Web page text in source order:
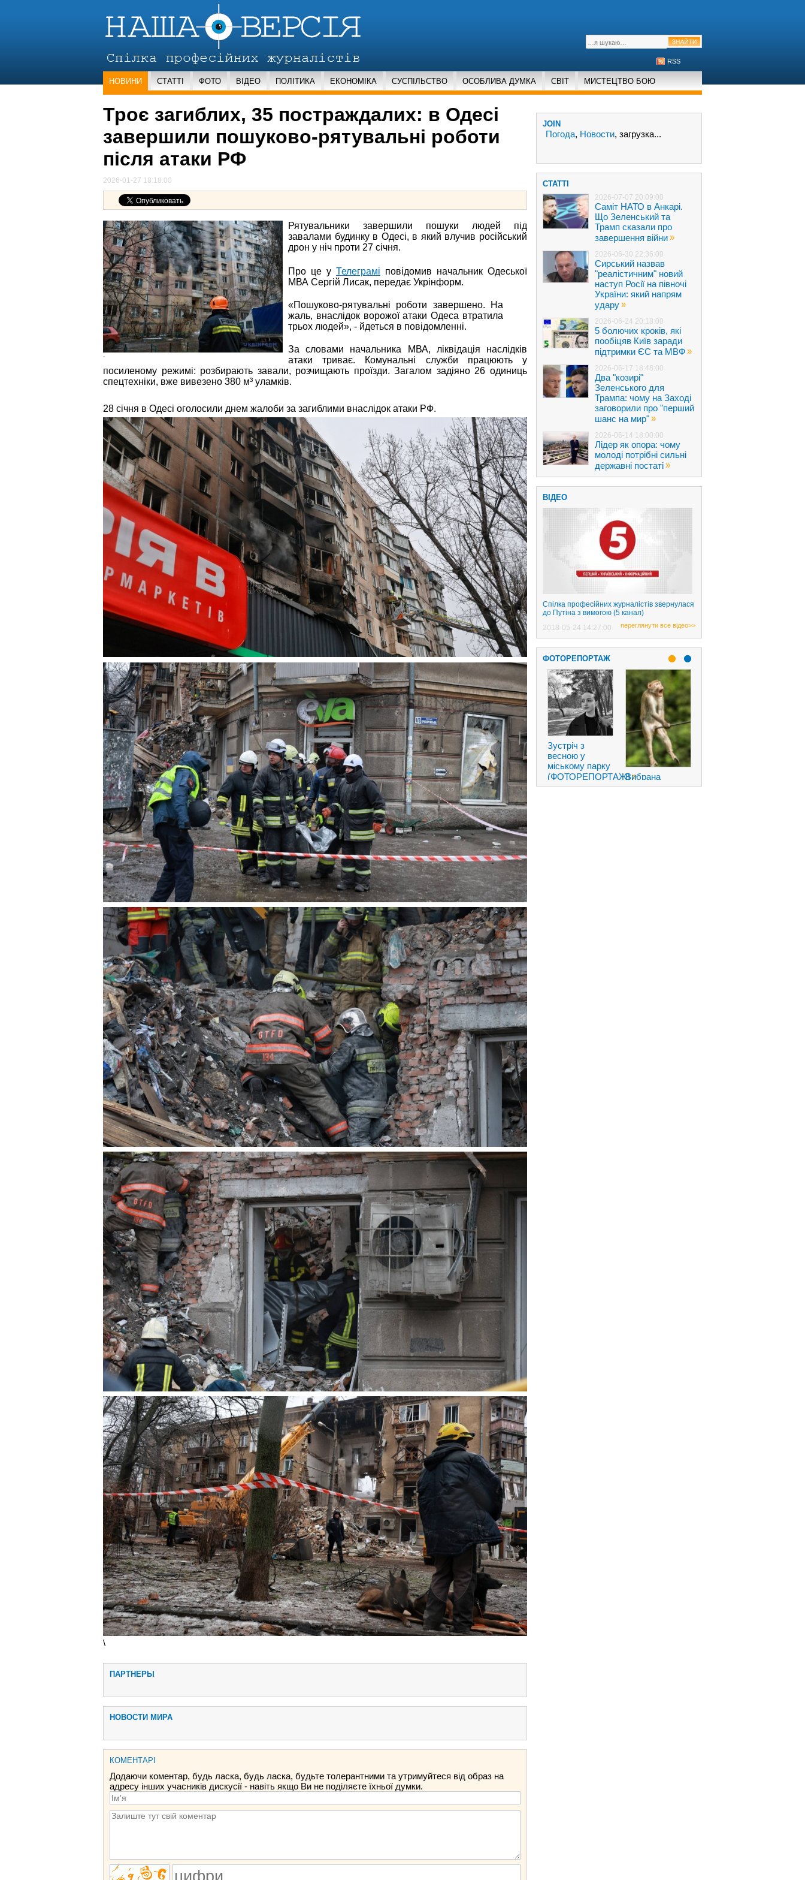
RSS
НОВИНИ СТАТТІ ФОТО ВІДЕО ПОЛІТИКА ЕКОНОМІКА СУСПІЛЬСТВО ОСОБЛИВА ДУМКА СВІТ МИСТЕЦТВО БОЮ
Троє загиблих, 35 постраждалих: в Одесі
завершили пошуково-рятувальні роботи
після атаки РФ
2026-01-27 18:18:00
-
Рятувальники завершили пошуки людей під
завалами будинку в Одесі, в який влучив російський
дрон у ніч проти 27 січня.
Про це у Телеграмі повідомив начальник Одеської
МВА Сергій Лисак, передає Укрінформ.
«Пошуково-рятувальні роботи завершено. На
жаль, внаслідок ворожої атаки Одеса втратила
трьох людей», - йдеться в повідомленні.
За словами начальника МВА, ліквідація наслідків
атаки триває. Комунальні служби працюють у
посиленому режимі: розбирають завали, розчищають проїзди. Загалом задіяно 26 одиниць
спецтехніки, вже вивезено 380 м³ уламків.
28 січня в Одесі оголосили днем жалоби за загиблими внаслідок атаки РФ.
\
ПАРТНЕРЫ
НОВОСТИ МИРА
КОМЕНТАРІ
Додаючи коментар, будь ласка, будь ласка, будьте толерантними та утримуйтеся від образ на
адресу інших учасників дискусії - навіть якщо Ви не поділяєте їхньої думки.
JOIN
Погода, Новости, загрузка...
СТАТТІ
2026-07-07 20:09:00
Саміт НАТО в Анкарі.
Що Зеленський та
Трамп сказали про
завершення війни»
2026-06-30 22:36:00
Сирський назвав
"реалістичним" новий
наступ Росії на півночі
України: який напрям
удару»
2026-06-24 20:18:00
5 болючих кроків, які
пообіцяв Київ заради
підтримки ЄС та МВФ»
2026-06-17 18:48:00
Два "козирі"
Зеленського для
Трампа: чому на Заході
заговорили про "перший
шанс на мир"»
2026-06-14 18:00:00
Лідер як опора: чому
молоді потрібні сильні
державні постаті»
ВІДЕО
Спілка професійних журналістів звернулася
до Путіна з вимогою (5 канал)
2018-05-24 14:27:00
переглянути все відео>>
ФОТОРЕПОРТАЖ
Паски в окопах:
як військові
святкували
Великдень на
фронті. ФОТО »
2023-04-17
02:07:00
Зустріч з
весною у
міському парку
(ФОТОРЕПОРТАЖ)»
2023-04-09
05:00:00
Вибрана
найсмішніша
Новый пикап
Tesla
Cybertruck
породил
смешные
фотожабы»
2019-11-23